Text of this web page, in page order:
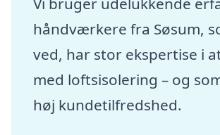
håndværkere fra Søsum,
ved, har stor ekspertise i
med loftsisolering – og
høj kundetilfredshed.